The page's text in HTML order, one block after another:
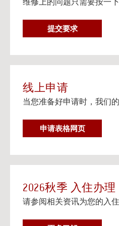
在个人设备上观看流媒体
邮寄信息以及楼宇地址
阅读更多
维修上的问题只需要按一
提交要求维
修
线上申请
当您准备好申请时，我们
申请表格网页
2026秋季 入住办理
请参阅相关资讯为您的入住